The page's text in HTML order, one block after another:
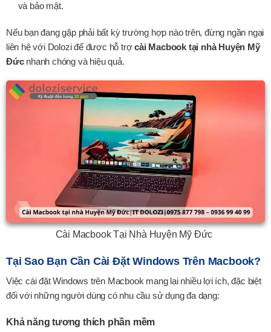
và bảo mật.
Nếu bạn đang gặp phải bất kỳ trường hợp nào trên, đừng ngần ngại
liên hệ với Dolozi để được hỗ trợcài Macbook tại nhà Huyện Mỹ
Đứcnhanh chóng và hiệu quả.
Cài Macbook Tại Nhà Huyện Mỹ Đức
Tại Sao Bạn Cần Cài Đặt Windows Trên Macbook?
Việc cài đặt Windows trên Macbook mang lại nhiều lợi ích, đặc biệt
đối với những người dùng có nhu cầu sử dụng đa dạng:
Khả năng tương thích phần mềm